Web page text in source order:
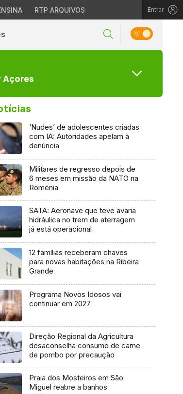
RTP ARQUIVOS Entrar
Açores
‘Nudes’ de adolescentes criadas
com IA: Autoridades apelam à
denúncia
Militares de regresso depois de
6 meses em missão da NATO na
Roménia
SATA: Aeronave que teve avaria
hidráulica no trem de aterragem
já está operacional
12 famílias receberam chaves
para novas habitações na Ribeira
Grande
Programa Novos Idosos vai
continuar em 2027
Direção Regional da Agricultura
desaconselha consumo de carne
de pombo por precaução
Praia dos Mosteiros em São
Miguel reabre a banhos